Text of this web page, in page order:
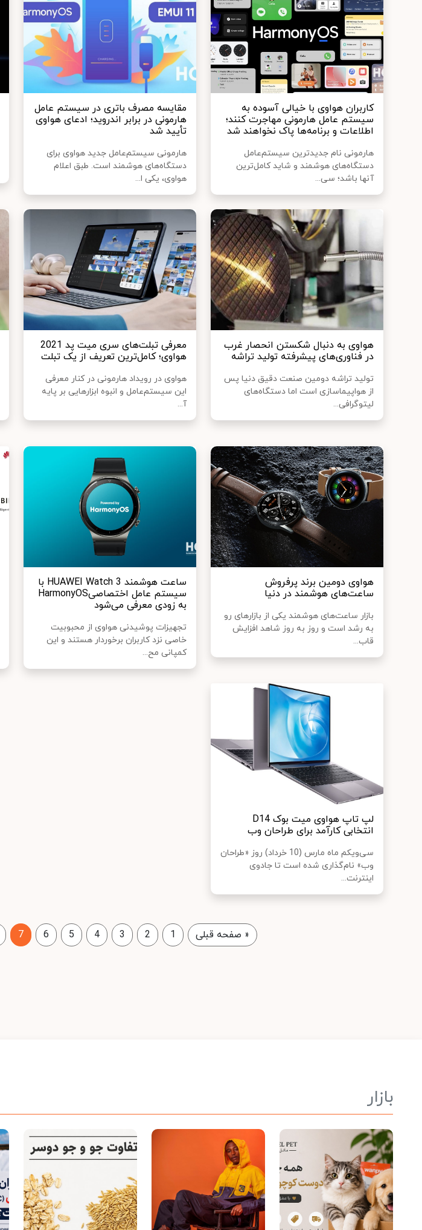
کاربران هواوی با خیالی آسوده به
سیستم عامل هارمونی مهاجرت کنند؛
اطلاعات و برنامه‌ها پاک نخواهند شد
هارمونی نام جدیدترین سیستم‌عامل
دستگاه‌های هوشمند و شاید کامل‌ترین
آنها باشد؛ سی...
مقایسه مصرف باتری در سیستم عامل
هارمونی در برابر اندروید؛ ادعای هواوی
تأیید شد
هارمونی سیستم‌عامل جدید هواوی برای
دستگاه‌های هوشمند است. طبق اعلام
هواوی، یکی ا...
هواوی به دنبال شکستن انحصار غرب
در فناوری‌های پیشرفته تولید تراشه
تولید تراشه دومین صنعت دقیق دنیا پس
از هواپیماسازی است اما دستگاه‌های
لیتوگرافی...
معرفی تبلت‌های سری میت پد 2021
هواوی؛ کامل‌ترین تعریف از یک تبلت
هواوی در رویداد هارمونی در کنار معرفی
این سیستم‌عامل و انبوه ابزارهایی بر پایه
آ...
هواوی دومین برند پر‌فروش
ساعت‌های هوشمند در دنیا
بازار ساعت‌های هوشمند یکی از بازارهای رو
به رشد است و روز به روز شاهد افزایش
قاب...
ساعت هوشمند HUAWEI Watch 3 با
سیستم عامل اختصاصیHarmonyOS
به زودی معرفی می‌شود
تجهیزات پوشیدنی هواوی از محبوبیت
خاصی نزد کاربران برخوردار هستند و این
کمپانی مح...
لپ تاپ هواوی میت بوک D14
انتخابی کارآمد برای طراحان وب
سی‌و‌یکم ماه مارس (10 خرداد) روز «طراحان
وب» نام‌گذاری شده است تا جادوی
اینترنت...
« صفحه قبلی 1
2
3
4
5
6
7
بازار